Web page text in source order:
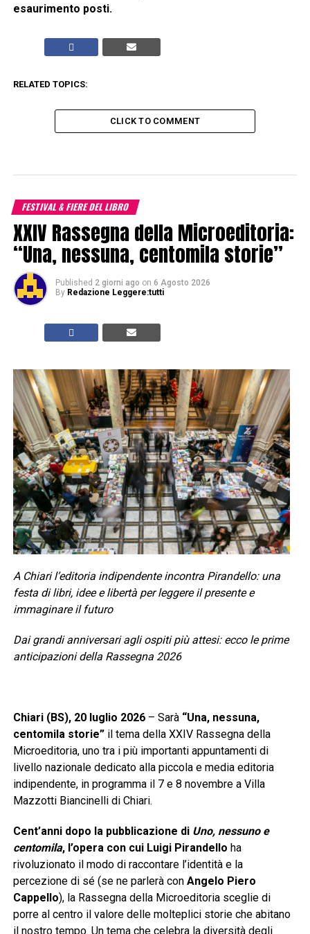
esaurimento posti.
RELATED TOPICS:
CLICK TO COMMENT
FESTIVAL & FIERE DEL LIBRO
XXIV Rassegna della Microeditoria:
“Una, nessuna, centomila storie”
Published 2 giorni ago on 6 Agosto 2026
By Redazione Leggere:tutti
A Chiari l’editoria indipendente incontra Pirandello: una
festa di libri, idee e libertà per leggere il presente e
immaginare il futuro
Dai grandi anniversari agli ospiti più attesi: ecco le prime
anticipazioni della Rassegna 2026
Chiari (BS), 20 luglio 2026– Sarà “Una, nessuna,
centomila storie”il tema della XXIV Rassegna della
Microeditoria, uno tra i più importanti appuntamenti di
livello nazionale dedicato alla piccola e media editoria
indipendente, in programma il 7 e 8 novembre a Villa
Mazzotti Biancinelli di Chiari.
Cent’anni dopo la pubblicazione di Uno, nessuno e
centomila, l’opera con cui Luigi Pirandello ha
rivoluzionato il modo di raccontare l’identità e la
percezione di sé (se ne parlerà con Angelo Piero
Cappello), la Rassegna della Microeditoria sceglie di
porre al centro il valore delle molteplici storie che abitano
il nostro tempo. Un tema che celebra la diversità degli